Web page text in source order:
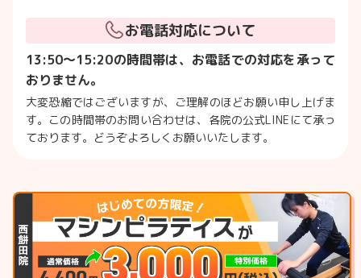
お電話対応について
13:50～15:20の時間帯は、お電話での対応を承って
おりません。
大変恐縮ではございますが、ご理解のほどお願い申し上げま
す。この時間帯のお問い合わせは、各院の公式LINEにて承っ
ております。どうぞよろしくお願いいたします。